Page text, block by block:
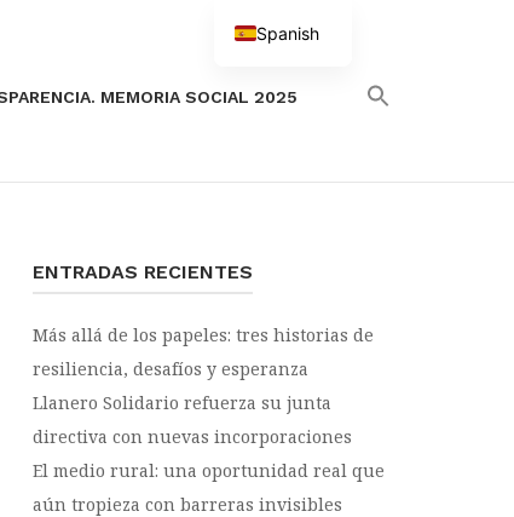
MEMORIA SOCIAL 2025
ENTRADAS RECIENTES
Más allá de los papeles: tres historias de
resiliencia, desafíos y esperanza
Llanero Solidario refuerza su junta
directiva con nuevas incorporaciones
El medio rural: una oportunidad real que
aún tropieza con barreras invisibles
Spanish